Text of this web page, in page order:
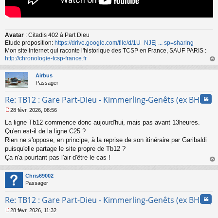
Avatar : Citadis 402 à Part Dieu
Etude proposition: https://drive.google.com/file/d/1U_NJEj ... sp=sharing
Mon site internet qui raconte l'historique des TCSP en France, SAUF PARIS :
http://chronologie-tcsp-france.fr
au
Airbus
Passager
Re: TB12 : Gare Part-Dieu - Kimmerling-Genêts (ex BHNS)
e
s
g
e
n
o
n
l
28 févr. 2026, 08:56
La ligne Tb12 commence donc aujourd'hui, mais pas avant 13heures.
Qu'en est-il de la ligne C25 ?
Rien ne s'oppose, en principe, à la reprise de son itinéraire par Garibaldi
puisqu'elle partage le site propre de Tb12 ?
Ça n'a pourtant pas l'air d'être le cas !
au
Chris69002
Passager
Re: TB12 : Gare Part-Dieu - Kimmerling-Genêts (ex BHNS)
28 févr. 2026, 11:32